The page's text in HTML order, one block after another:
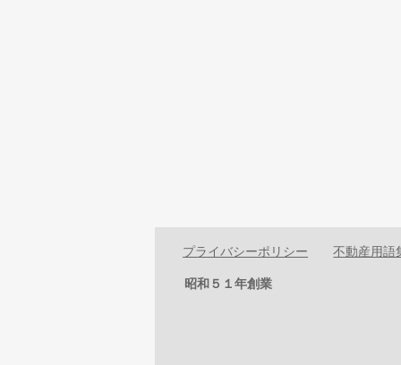
プライバシーポリシー 不動産用語
昭和５１年創業